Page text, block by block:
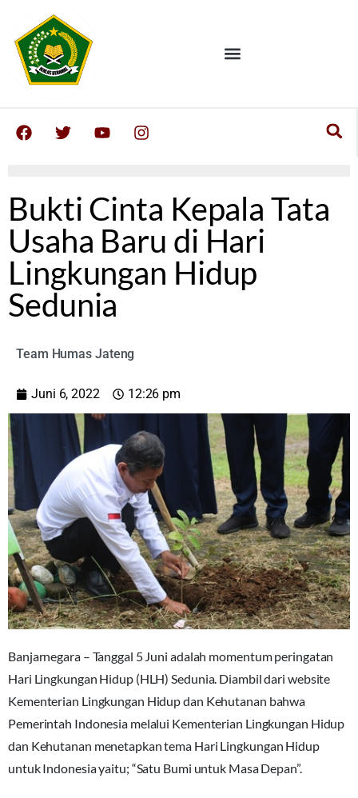
Bukti Cinta Kepala Tata
Usaha Baru di Hari
Lingkungan Hidup
Sedunia
Team Humas Jateng
Juni 6, 2022 12:26 pm
Banjarnegara – Tanggal 5 Juni adalah momentum peringatan
Hari Lingkungan Hidup (HLH) Sedunia. Diambil dari website
Kementerian Lingkungan Hidup dan Kehutanan bahwa
Pemerintah Indonesia melalui Kementerian Lingkungan Hidup
dan Kehutanan menetapkan tema Hari Lingkungan Hidup
untuk Indonesia yaitu; “Satu Bumi untuk Masa Depan”.